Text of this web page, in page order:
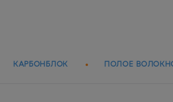
КАРБОНБЛОК ПОЛОЕ